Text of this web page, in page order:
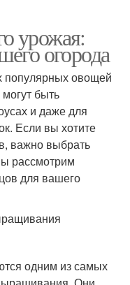
урожая:
огорода
популярных овощей
быть
и даже для
Если вы хотите
важно выбрать
рассмотрим
для вашего
одним из самых